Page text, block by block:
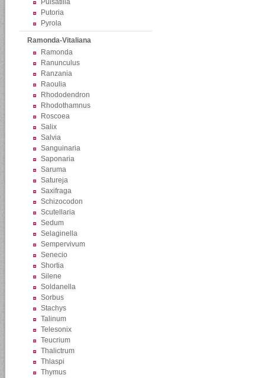
Pulsatilla
Putoria
Pyrola
Ramonda-Vitaliana
Ramonda
Ranunculus
Ranzania
Raoulia
Rhododendron
Rhodothamnus
Roscoea
Salix
Salvia
Sanguinaria
Saponaria
Saruma
Satureja
Saxifraga
Schizocodon
Scutellaria
Sedum
Selaginella
Sempervivum
Senecio
Shortia
Silene
Soldanella
Sorbus
Stachys
Talinum
Telesonix
Teucrium
Thalictrum
Thlaspi
Thymus